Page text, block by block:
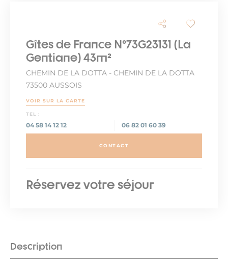
Description
Gîtes de France N°73G23131 (La
Gentiane) 43m²
CHEMIN DE LA DOTTA - CHEMIN DE LA DOTTA
73500 AUSSOIS
VOIR SUR LA CARTE
TEL :
04 58 14 12 12 06 82 01 60 39
CONTACT
Réservez votre séjour